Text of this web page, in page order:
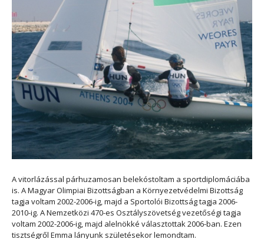
A vitorlázással párhuzamosan belekóstoltam a sportdiplomáciába
is. A Magyar Olimpiai Bizottságban a Környezetvédelmi Bizottság
tagja voltam 2002-2006-ig, majd a Sportolói Bizottság tagja 2006-
2010-ig. A Nemzetközi 470-es Osztályszövetség vezetőségi tagja
voltam 2002-2006-ig, majd alelnökké választottak 2006-ban. Ezen
tisztségről Emma lányunk születésekor lemondtam.